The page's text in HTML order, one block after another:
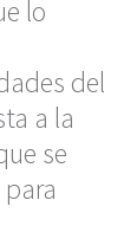
lo
del
a la
se